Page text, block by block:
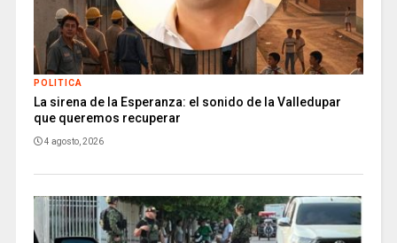
POLITICA
La sirena de la Esperanza: el sonido de la Valledupar
que queremos recuperar
4 agosto, 2026